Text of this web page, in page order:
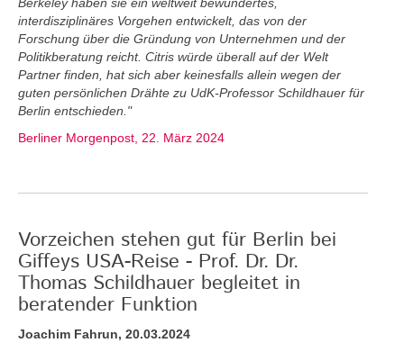
interdisziplinäres Vorgehen entwickelt, das von der
Forschung über die Gründung von Unternehmen und der
Politikberatung reicht. Citris würde überall auf der Welt
Partner finden, hat sich aber keinesfalls allein wegen der
guten persönlichen Drähte zu UdK-Professor Schildhauer für
Berlin entschieden."
Berliner Morgenpost, 22. März 2024
Vorzeichen stehen gut für Berlin bei
Giffeys USA-Reise - Prof. Dr. Dr.
Thomas Schildhauer begleitet in
beratender Funktion
Joachim Fahrun, 20.03.2024